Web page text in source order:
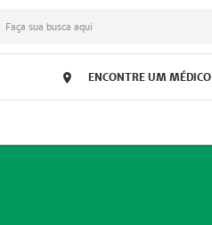
Faça sua busca aqui
ENCONTRE UM MÉDICO